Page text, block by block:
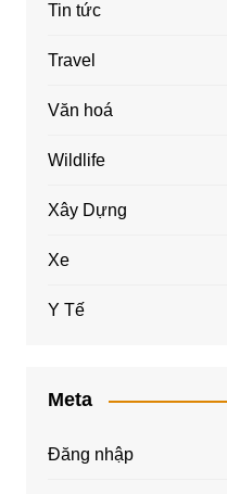
Tin tức
Travel
Văn hoá
Wildlife
Xây Dựng
Xe
Y Tế
Meta
Đăng nhập